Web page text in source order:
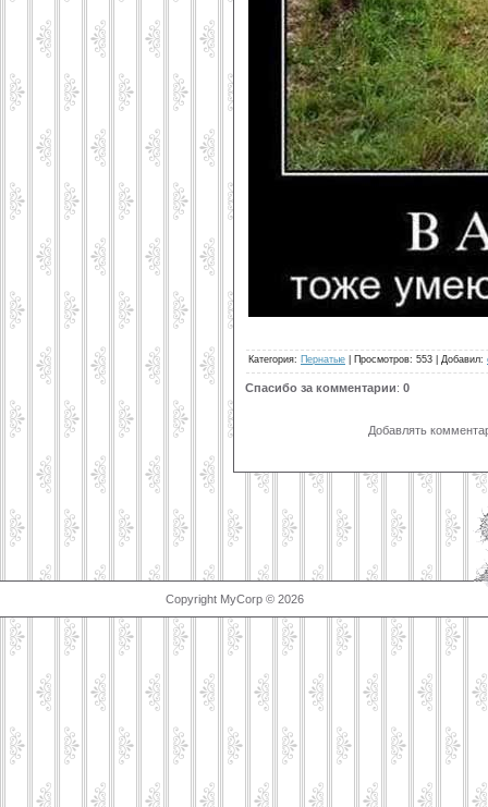
Категория: Пернатые Просмотров: 553 | Добавил:
Спасибо за комментарии: 0
Добавлять
Copyright MyCorp © 2026